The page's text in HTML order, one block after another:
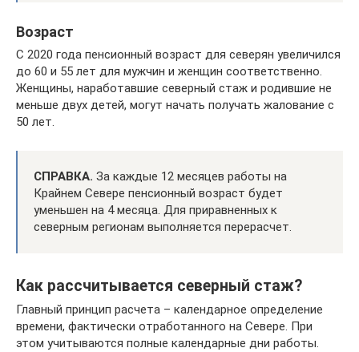
Возраст
С 2020 года пенсионный возраст для северян увеличился
до 60 и 55 лет для мужчин и женщин соответственно.
Женщины, наработавшие северный стаж и родившие не
меньше двух детей, могут начать получать жалование с
50 лет.
СПРАВКА. За каждые 12 месяцев работы на
Крайнем Севере пенсионный возраст будет
уменьшен на 4 месяца. Для приравненных к
северным регионам выполняется перерасчет.
Как рассчитывается северный стаж?
Главный принцип расчета – календарное определение
времени, фактически отработанного на Севере. При
этом учитываются полные календарные дни работы.